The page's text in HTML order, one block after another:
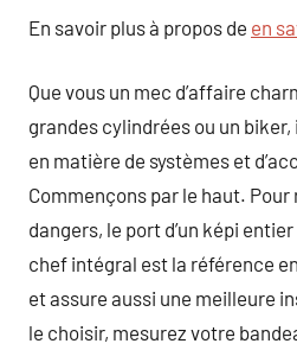
En savoir plus à propos de en
Que vous un mec d’affaire
grandes cylindrées ou un
en matière de systèmes et
Commençons par le haut.
dangers, le port d’un képi
chef intégral est la référence
et assure aussi une meilleure
le choisir, mesurez votre